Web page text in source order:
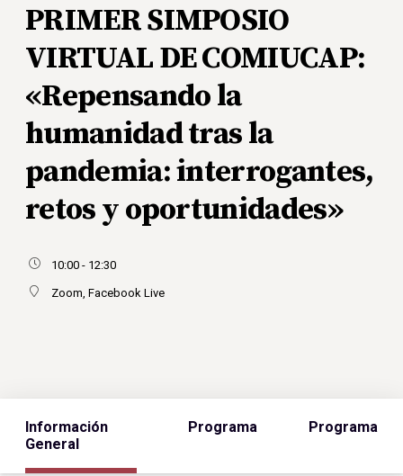
PRIMER SIMPOSIO
VIRTUAL DE COMIUCAP:
«Repensando la
humanidad tras la
pandemia: interrogantes,
retos y oportunidades»
10:00 - 12:30
Zoom, Facebook Live
Información
General
Programa Programa